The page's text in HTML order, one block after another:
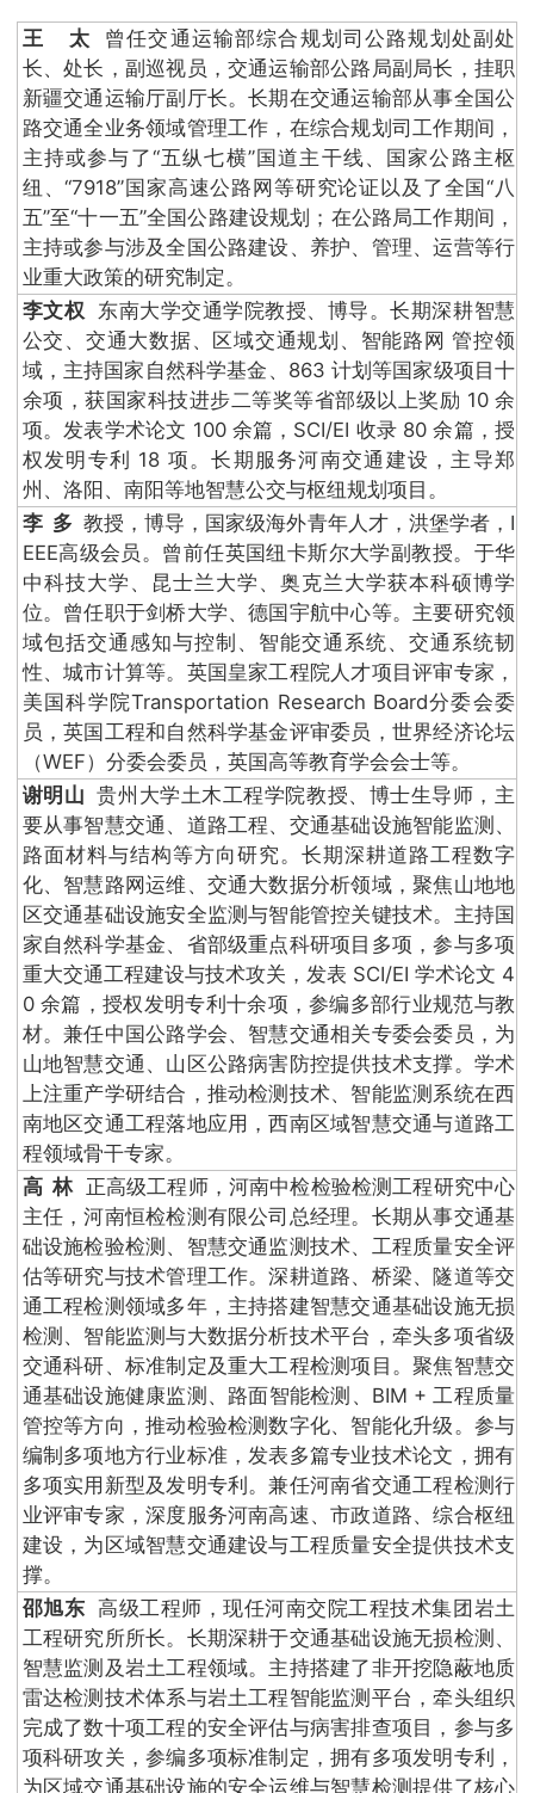
王 太 曾任交通运输部综合规划司公路规划处副处
长、处长，副巡视员，交通运输部公路局副局长，挂职
新疆交通运输厅副厅长。长期在交通运输部从事全国公
路交通全业务领域管理工作，在综合规划司工作期间，
主持或参与了“五纵七横”国道主干线、国家公路主枢
纽、“7918”国家高速公路网等研究论证以及了全国“八
五”至“十一五”全国公路建设规划；在公路局工作期间，
主持或参与涉及全国公路建设、养护、管理、运营等行
业重大政策的研究制定。
李文权 东南大学交通学院教授、博导。长期深耕智慧
公交、交通大数据、区域交通规划、智能路网 管控领
域，主持国家自然科学基金、863 计划等国家级项目十
余项，获国家科技进步二等奖等省部级以上奖励 10 余
项。发表学术论文 100 余篇，SCI/EI 收录 80 余篇，授
权发明专利 18 项。长期服务河南交通建设，主导郑
州、洛阳、南阳等地智慧公交与枢纽规划项目。
李 多 教授，博导，国家级海外青年人才，洪堡学者，I
EEE高级会员。曾前任英国纽卡斯尔大学副教授。于华
中科技大学、昆士兰大学、奥克兰大学获本科硕博学
位。曾任职于剑桥大学、德国宇航中心等。主要研究领
域包括交通感知与控制、智能交通系统、交通系统韧
性、城市计算等。英国皇家工程院人才项目评审专家，
美国科学院Transportation Research Board分委会委
员，英国工程和自然科学基金评审委员，世界经济论坛
（WEF）分委会委员，英国高等教育学会会士等。
谢明山 贵州大学土木工程学院教授、博士生导师，主
要从事智慧交通、道路工程、交通基础设施智能监测、
路面材料与结构等方向研究。长期深耕道路工程数字
化、智慧路网运维、交通大数据分析领域，聚焦山地地
区交通基础设施安全监测与智能管控关键技术。主持国
家自然科学基金、省部级重点科研项目多项，参与多项
重大交通工程建设与技术攻关，发表 SCI/EI 学术论文 4
0 余篇，授权发明专利十余项，参编多部行业规范与教
材。兼任中国公路学会、智慧交通相关专委会委员，为
山地智慧交通、山区公路病害防控提供技术支撑。学术
上注重产学研结合，推动检测技术、智能监测系统在西
南地区交通工程落地应用，西南区域智慧交通与道路工
程领域骨干专家。
高 林正高级工程师，河南中检检验检测工程研究中心
主任，河南恒检检测有限公司总经理。长期从事交通基
础设施检验检测、智慧交通监测技术、工程质量安全评
估等研究与技术管理工作。深耕道路、桥梁、隧道等交
通工程检测领域多年，主持搭建智慧交通基础设施无损
检测、智能监测与大数据分析技术平台，牵头多项省级
交通科研、标准制定及重大工程检测项目。聚焦智慧交
通基础设施健康监测、路面智能检测、BIM + 工程质量
管控等方向，推动检验检测数字化、智能化升级。参与
编制多项地方行业标准，发表多篇专业技术论文，拥有
多项实用新型及发明专利。兼任河南省交通工程检测行
业评审专家，深度服务河南高速、市政道路、综合枢纽
建设，为区域智慧交通建设与工程质量安全提供技术支
撑。
邵旭东 高级工程师，现任河南交院工程技术集团岩土
工程研究所所长。长期深耕于交通基础设施无损检测、
智慧监测及岩土工程领域。主持搭建了非开挖隐蔽地质
雷达检测技术体系与岩土工程智能监测平台，牵头组织
完成了数十项工程的安全评估与病害排查项目，参与多
项科研攻关，参编多项标准制定，拥有多项发明专利，
为区域交通基础设施的安全运维与智慧检测提供了核心